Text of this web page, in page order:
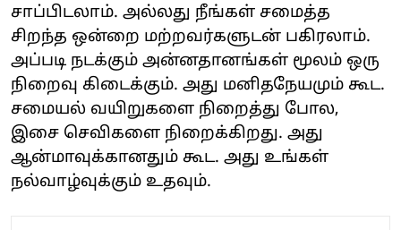
சாப்பிடலாம். அல்லது நீங்கள் சமைத்த
சிறந்த ஒன்றை மற்றவர்களுடன் பகிரலாம்.
அப்படி நடக்கும் அன்னதானங்கள் மூலம் ஒரு
நிறைவு கிடைக்கும். அது மனிதநேயமும் கூட.
சமையல் வயிறுகளை நிறைத்து போல,
இசை செவிகளை நிறைக்கிறது. அது
ஆன்மாவுக்கானதும் கூட. அது உங்கள்
நல்வாழ்வுக்கும் உதவும்.